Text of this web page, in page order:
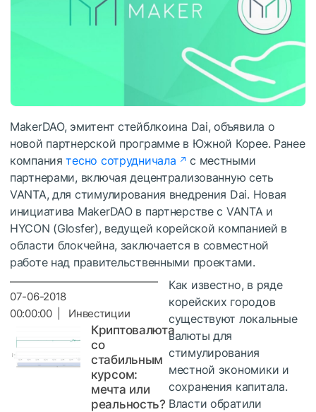
MakerDAO, эмитент стейблкоина Dai, объявила о
новой партнерской программе в Южной Корее. Ранее
компаниятесно сотрудничала
с местными
партнерами, включая децентрализованную сеть
VANTA, для стимулирования внедрения Dai. Новая
инициатива MakerDAO в партнерстве с VANTA и
HYCON (Glosfer), ведущей корейской компанией в
области блокчейна, заключается в совместной
работе над правительственными проектами.
07-06-2018
00:00:00 | Инвестиции
Криптовалюта
со
стабильным
курсом:
мечта или
реальность?
Как известно, в ряде
корейских городов
существуют локальные
валюты для
стимулирования
местной экономики и
сохранения капитала.
Власти обратили